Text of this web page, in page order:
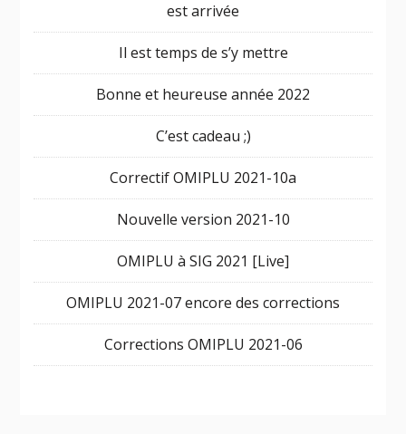
est arrivée
Il est temps de s’y mettre
Bonne et heureuse année 2022
C’est cadeau ;)
Correctif OMIPLU 2021-10a
Nouvelle version 2021-10
OMIPLU à SIG 2021 [Live]
OMIPLU 2021-07 encore des corrections
Corrections OMIPLU 2021-06